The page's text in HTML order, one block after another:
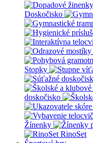
Doskočisko
Stopky
doskočisko
Žínenky
RinoSet